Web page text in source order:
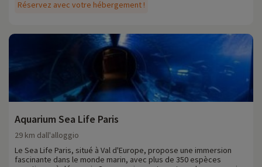
Réservez avec votre hébergement !
Aquarium Sea Life Paris
29 km dall'alloggio
Le Sea Life Paris, situé à Val d'Europe, propose une immersion
fascinante dans le monde marin, avec plus de 350 espèces